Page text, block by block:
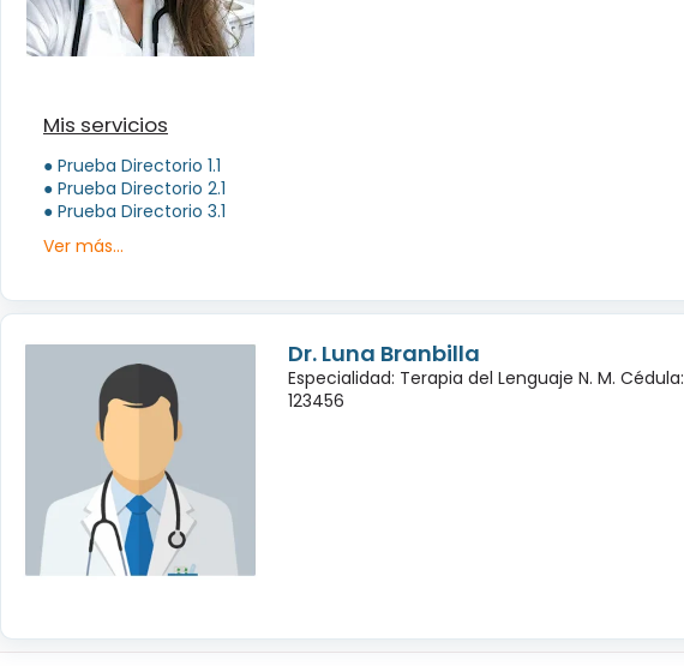
Mis servicios
● Prueba Directorio 1.1
● Prueba Directorio 2.1
● Prueba Directorio 3.1
Ver más...
Dr. Luna Branbilla
Especialidad: Terapia del Lenguaje N. M. Cédula:
123456